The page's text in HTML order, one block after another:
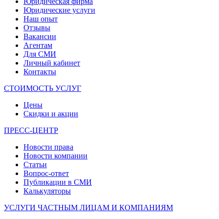
Юридические услуги
Наш опыт
Отзывы
Вакансии
Агентам
Для СМИ
Личный кабинет
Контакты
СТОИМОСТЬ УСЛУГ
Цены
Скидки и акции
ПРЕСС-ЦЕНТР
Новости права
Новости компании
Статьи
Вопрос-ответ
Публикации в СМИ
Калькуляторы
УСЛУГИ ЧАСТНЫМ ЛИЦАМ И КОМПАНИЯМ